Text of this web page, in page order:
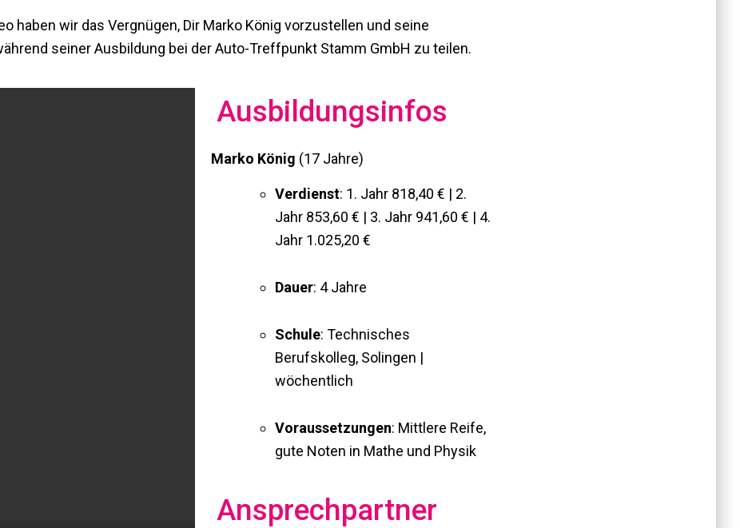
haben wir das Vergnügen, Dir Marko König vorzustellen und seine
seiner Ausbildung bei der Auto-Treffpunkt Stamm GmbH zu teilen.
Ausbildungsinfos
Marko König (17 Jahre)
Verdienst: 1. Jahr 818,40 € | 2.
Jahr 853,60 € | 3. Jahr 941,60 € | 4.
Jahr 1.025,20 €
Dauer: 4 Jahre
Schule: Technisches
Berufskolleg, Solingen |
wöchentlich
Voraussetzungen: Mittlere Reife,
gute Noten in Mathe und Physik
Ansprechpartner